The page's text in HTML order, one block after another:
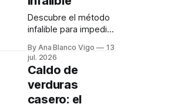
Descubre el método
infalible para impedir
oxide, manteniendo
tu guacamole verde y
fresco. Paso a paso
te explicamos cómo
aplicarlo en casa.
By Ana Blanco Vigo
13
jul. 2026
Caldo de
verduras
casero: el